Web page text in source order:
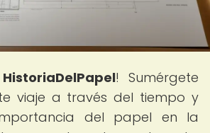
HistoriaDelPapel! Sumérgete
viaje a través del tiempo y
del papel en la